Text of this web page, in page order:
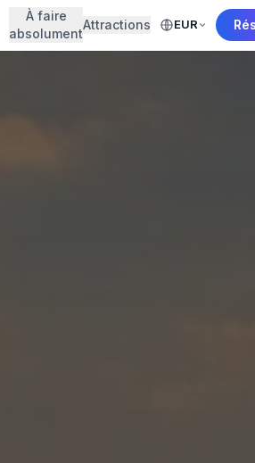
À faire
absolument
Attractions EUR